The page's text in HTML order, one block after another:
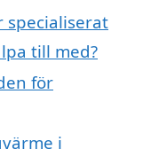
specialiserat
till med?
för
i